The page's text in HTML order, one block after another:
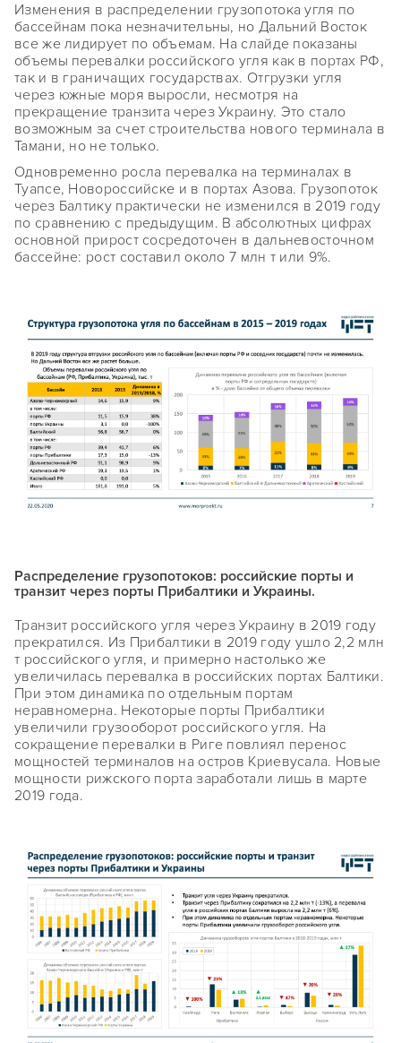
Изменения в распределении грузопотока угля по
бассейнам пока незначительны, но Дальний Восток
все же лидирует по объемам. На слайде показаны
объемы перевалки российского угля как в портах РФ,
так и в граничащих государствах. Отгрузки угля
через южные моря выросли, несмотря на
прекращение транзита через Украину. Это стало
возможным за счет строительства нового терминала в
Тамани, но не только.
Одновременно росла перевалка на терминалах в
Туапсе, Новороссийске и в портах Азова. Грузопоток
через Балтику практически не изменился в 2019 году
по сравнению с предыдущим. В абсолютных цифрах
основной прирост сосредоточен в дальневосточном
бассейне: рост составил около 7 млн т или 9%.
Распределение грузопотоков: российские порты и
транзит через порты Прибалтики и Украины.
Транзит российского угля через Украину в 2019 году
прекратился. Из Прибалтики в 2019 году ушло 2,2 млн
т российского угля, и примерно настолько же
увеличилась перевалка в российских портах Балтики.
При этом динамика по отдельным портам
неравномерна. Некоторые порты Прибалтики
увеличили грузооборот российского угля. На
сокращение перевалки в Риге повлиял перенос
мощностей терминалов на остров Криевусала. Новые
мощности рижского порта заработали лишь в марте
2019 года.